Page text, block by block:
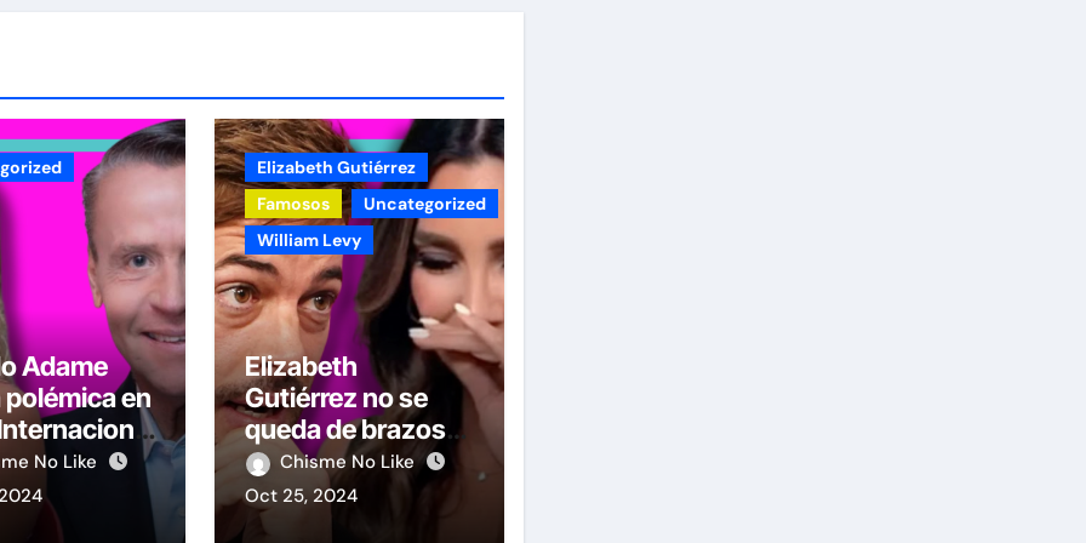
Adame
en
por
a
Guevara
No Like
Elizabeth Gutiérrez
Famosos
Uncategorized
William Levy
Elizabeth
Gutiérrez no se
queda de brazos
cruzados y le
contesta a William
Levy tras las
Chisme No Like
Oct 25, 2024